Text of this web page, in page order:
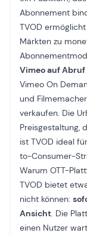
Abonnement
TVOD
Märkten zu
Vimeo auf Abruf
Vimeo On
und
verkaufen. Die
Preisgestaltung,
ist TVOD ideal
to-Consumer-
Warum OTT-
TVOD bietet
nicht können:
Ansicht. Die
einen Nutzer